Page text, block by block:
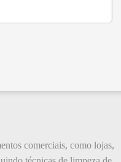
comerciais, como lojas,